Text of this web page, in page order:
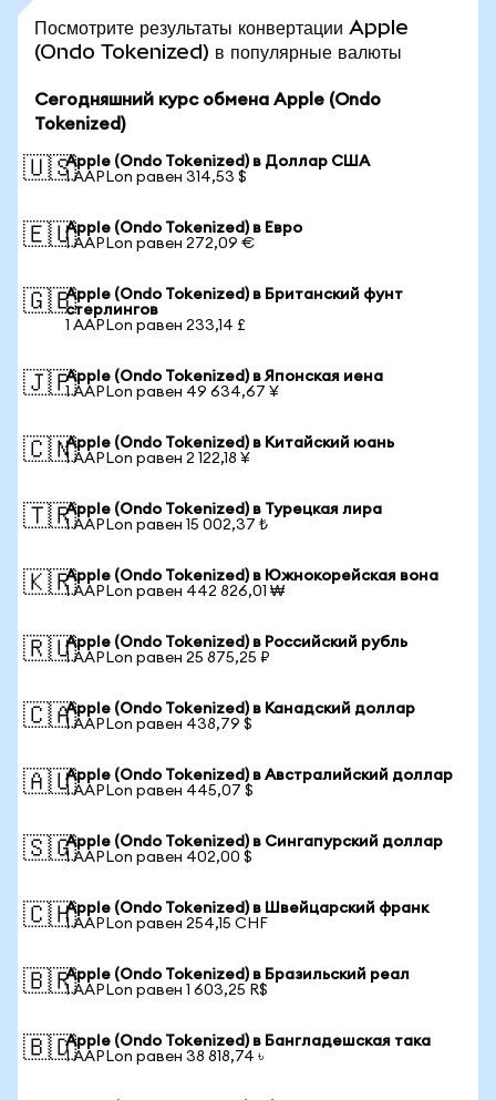
Посмотрите результаты конвертации Apple
(Ondo Tokenized) в популярные валюты
Сегодняшний курс обмена Apple (Ondo
Tokenized)
🇺🇸Apple (Ondo Tokenized) в Доллар США
1 AAPLon равен 314,53 $
🇪🇺Apple (Ondo Tokenized) в Евро
1 AAPLon равен 272,09 €
🇬🇧Apple (Ondo Tokenized) в Британский фунт
стерлингов
1 AAPLon равен 233,14 £
🇯🇵Apple (Ondo Tokenized) в Японская иена
1 AAPLon равен 49 634,67 ¥
🇨🇳Apple (Ondo Tokenized) в Китайский юань
1 AAPLon равен 2 122,18 ¥
🇹🇷Apple (Ondo Tokenized) в Турецкая лира
1 AAPLon равен 15 002,37 ₺
🇰🇷Apple (Ondo Tokenized) в Южнокорейская вона
1 AAPLon равен 442 826,01 ₩
🇷🇺Apple (Ondo Tokenized) в Российский рубль
1 AAPLon равен 25 875,25 ₽
🇨🇦Apple (Ondo Tokenized) в Канадский доллар
1 AAPLon равен 438,79 $
🇦🇺Apple (Ondo Tokenized) в Австралийский доллар
1 AAPLon равен 445,07 $
🇸🇬Apple (Ondo Tokenized) в Сингапурский доллар
1 AAPLon равен 402,00 $
🇨🇭Apple (Ondo Tokenized) в Швейцарский франк
1 AAPLon равен 254,15 CHF
🇧🇷Apple (Ondo Tokenized) в Бразильский реал
1 AAPLon равен 1 603,25 R$
🇧🇩Apple (Ondo Tokenized) в Бангладешская така
1 AAPLon равен 38 818,74 ৳